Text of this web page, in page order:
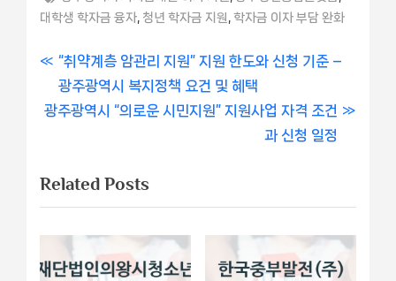
대학생 학자금 융자 청년 학자금 지원 학자금 이자 부담 완화
글
내
게
이
P
r
e
o
u
s
P
“취약계층 암관리 지원” 지원 한도와 신청 기준 –
광주광역시 복지정책 요건 및 혜택
N
t
P
o
s
광주광역시 “의로운 시민지원” 지원사업 자격 조건
과 신청 일정
Related Posts